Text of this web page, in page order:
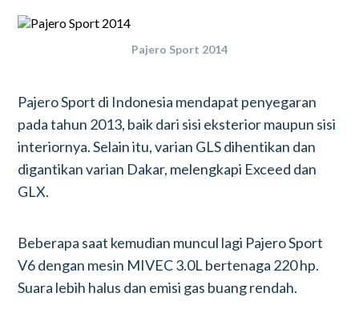
Pajero Sport 2014
Pajero Sport di Indonesia mendapat penyegaran
pada tahun 2013, baik dari sisi eksterior maupun sisi
interiornya. Selain itu, varian GLS dihentikan dan
digantikan varian Dakar, melengkapi Exceed dan
GLX.
Beberapa saat kemudian muncul lagi Pajero Sport
V6 dengan mesin MIVEC 3.0L bertenaga 220 hp.
Suara lebih halus dan emisi gas buang rendah.